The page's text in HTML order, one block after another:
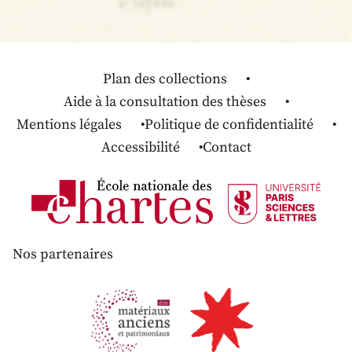
Plan des collections
Aide à la consultation des thèses
Mentions légales
Politique de confidentialité
Accessibilité
Contact
Nos partenaires